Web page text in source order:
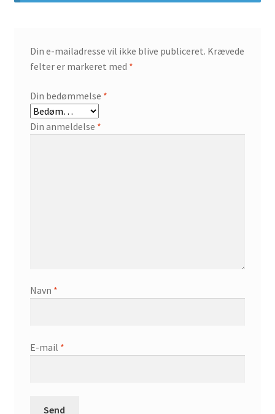
Din e-mailadresse vil ikke blive publiceret. Krævede
felter er markeret med *
Din bedømmelse *
Din anmeldelse *
Navn *
E-mail *